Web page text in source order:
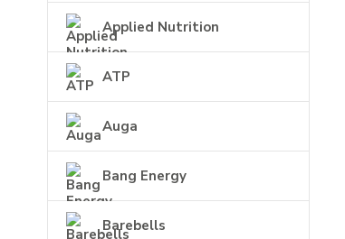
Applied Nutrition
ATP
Auga
Bang Energy
Barebells